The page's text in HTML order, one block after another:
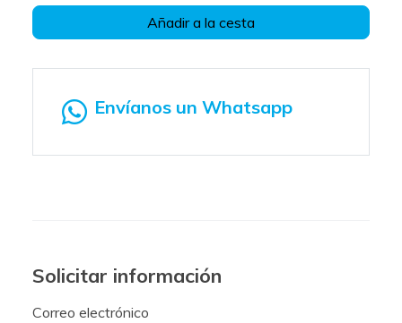
Añadir a la cesta
Envíanos un Whatsapp
Solicitar información
Correo electrónico